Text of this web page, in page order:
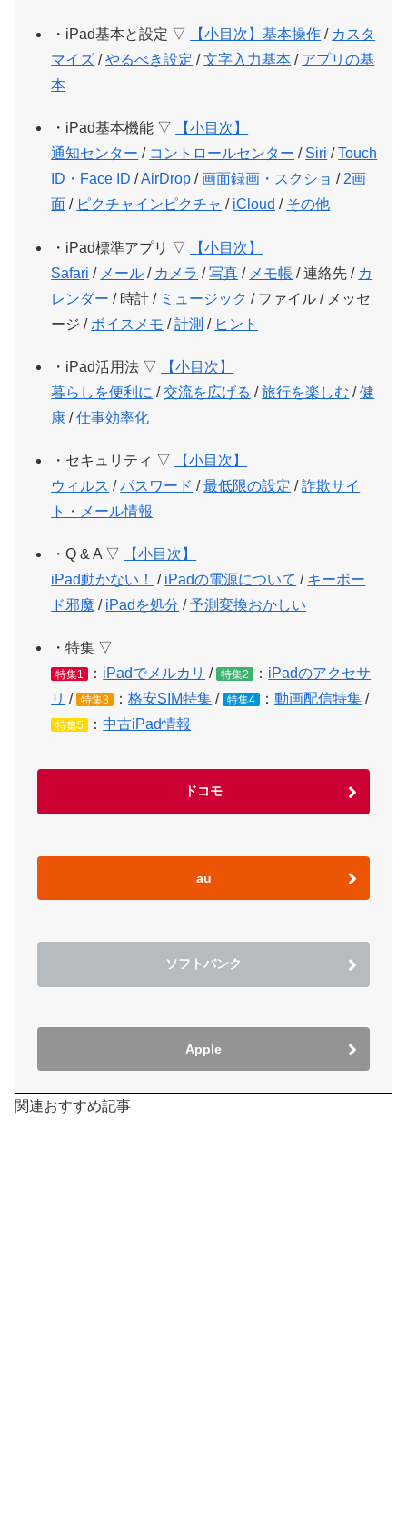
・iPad基本と設定 ▽ 【小目次】基本操作 / カスタ
マイズ /やるべき設定 /文字入力基本 / アプリの基
本
・iPad基本機能 ▽
【小目次】
通知センター / コントロールセンター / Siri /Touch
ID・Face ID /AirDrop /画面録画・スクショ / 2画
面 / ピクチャインピクチャ / iCloud / その他
・iPad標準アプリ ▽
【小目次】
Safari / メール / カメラ /写真 / メモ帳 / 連絡先 / カ
レンダー / 時計 / ミュージック / ファイル / メッセ
ージ / ボイスメモ /計測 / ヒント
・iPad活用法 ▽
【小目次】
暮らしを便利に /交流を広げる /旅行を楽しむ /健
康 /仕事効率化
・セキュリティ ▽
【小目次】
ウィルス /パスワード /最低限の設定 /詐欺サイ
ト・メール情報
・Q & A ▽
【小目次】
iPad動かない！
/ iPadの電源について / キーボー
ド邪魔 / iPadを処分 /予測変換おかしい
・特集 ▽
特集1 ： iPadでメルカリ / 特集2 ： iPadのアクセサ
リ / 特集3 ：格安SIM特集 / 特集4 ：動画配信特集 /
特集5 ：中古iPad情報
ドコモ
au
ソフトバンク
Apple
関連おすすめ記事